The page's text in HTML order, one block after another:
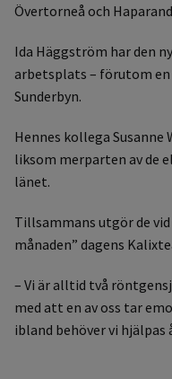
Övertorneå och
Ida Häggström har den
arbetsplats – förutom en
Sunderbyn.
Hennes kollega
liksom merparten av de
länet.
Tillsammans utgör de
månaden” dagens
– Vi är alltid två
med att en av oss tar
ibland behöver vi hjälpas